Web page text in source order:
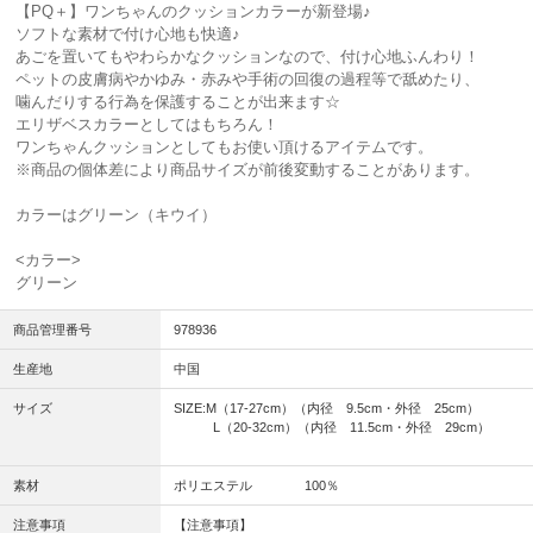
【PQ＋】ワンちゃんのクッションカラーが新登場♪
ソフトな素材で付け心地も快適♪
あごを置いてもやわらかなクッションなので、付け心地ふんわり！
ペットの皮膚病やかゆみ・赤みや手術の回復の過程等で舐めたり、
噛んだりする行為を保護することが出来ます☆
エリザベスカラーとしてはもちろん！
ワンちゃんクッションとしてもお使い頂けるアイテムです。
※商品の個体差により商品サイズが前後変動することがあります。
カラーはグリーン（キウイ）
<カラー>
グリーン
商品管理番号 978936
生産地 中国
サイズ
SIZE:M（17-27cm）（内径 9.5cm・外径 25cm）
L（20-32cm）（内径 11.5cm・外径 29cm）
素材 ポリエステル 100％
注意事項
【注意事項】